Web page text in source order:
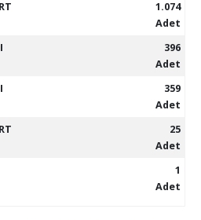
1.074
Adet
396
Adet
359
Adet
25
Adet
1
Adet